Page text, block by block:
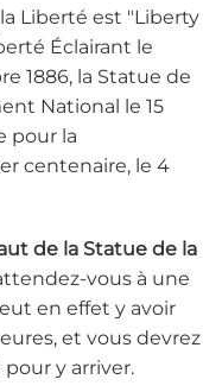
Liberté est "Liberty
Éclairant le
1886, la Statue de
National le 15
pour la
centenaire, le 4
de la Statue de la
vous à une
en effet y avoir
et vous devrez
y arriver.